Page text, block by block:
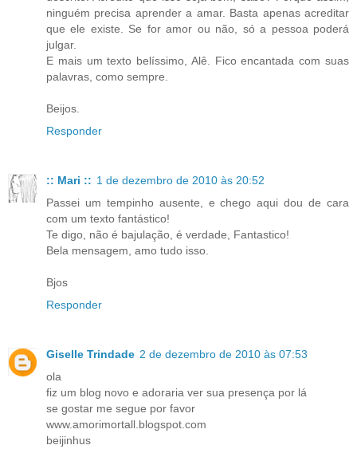
ninguém precisa aprender a amar. Basta apenas acreditar
que ele existe. Se for amor ou não, só a pessoa poderá
julgar.
E mais um texto belíssimo, Alê. Fico encantada com suas
palavras, como sempre.
Beijos.
Responder
:: Mari :: 1 de dezembro de 2010 às 20:52
Passei um tempinho ausente, e chego aqui dou de cara
com um texto fantástico!
Te digo, não é bajulação, é verdade, Fantastico!
Bela mensagem, amo tudo isso.
Bjos
Responder
Giselle Trindade 2 de dezembro de 2010 às 07:53
ola
fiz um blog novo e adoraria ver sua presença por lá
se gostar me segue por favor
www.amorimortall.blogspot.com
beijinhus